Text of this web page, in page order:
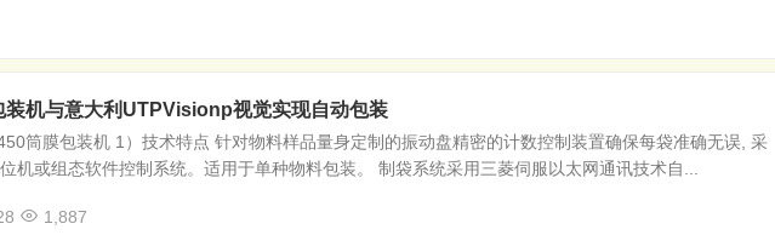
装机与意大利UTPVisionp视觉实现自动包装
筒膜包装机 1）技术特点 针对物料样品量身定制的振动盘精密的计数控制装置确保每袋准确无误, 采
机或组态软件控制系统。适用于单种物料包装。 制袋系统采用三菱伺服以太网通讯技术自...
1,887